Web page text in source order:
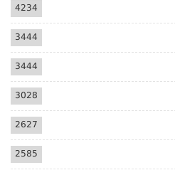
4234
3444
3444
3028
2627
2585